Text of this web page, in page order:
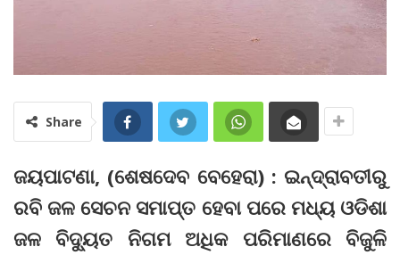
Share
ଜୟପାଟଣା, (ଶେଷଦେବ ବେହେରା) : ଇନ୍ଦ୍ରାବତୀରୁ
ରବି ଜଳ ସେଚନ ସମାପ୍ତ ହେବା ପରେ ମଧ୍ୟ ଓଡିଶା
ଜଳ ବିଦ୍ୟୁତ ନିଗମ ଅଧିକ ପରିମାଣରେ ବିଜୁଳି